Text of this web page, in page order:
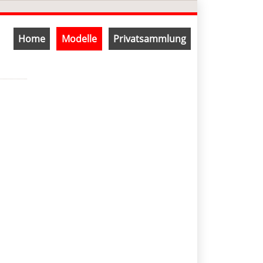
Navigation
überspringen
Home Modelle Privatsammlung